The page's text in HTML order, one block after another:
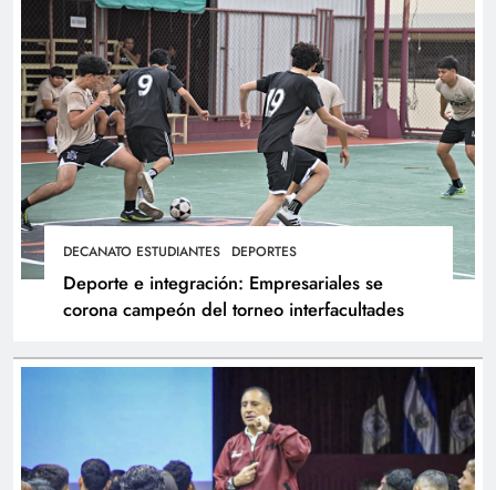
DECANATO ESTUDIANTES DEPORTES
Deporte e integración: Empresariales se
corona campeón del torneo interfacultades